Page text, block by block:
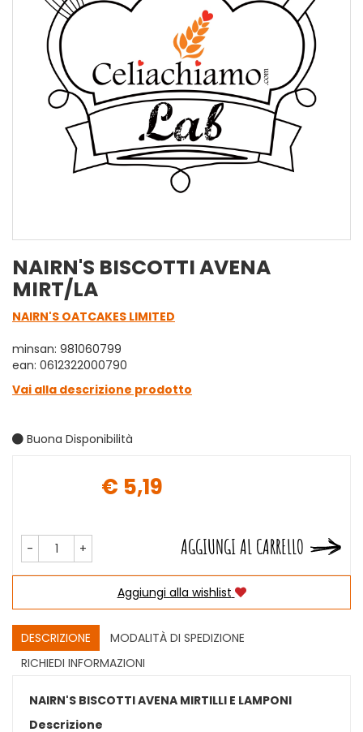
NAIRN'S BISCOTTI AVENA
MIRT/LA
NAIRN'S OATCAKES LIMITED
minsan: 981060799
ean: 0612322000790
Vai alla descrizione prodotto
Buona Disponibilità
€ 5,19
- + AGGIUNGI AL CARRELLO
Aggiungi alla wishlist
DESCRIZIONE
MODALITÀ DI SPEDIZIONE
RICHIEDI INFORMAZIONI
NAIRN'S BISCOTTI AVENA MIRTILLI E LAMPONI
Descrizione